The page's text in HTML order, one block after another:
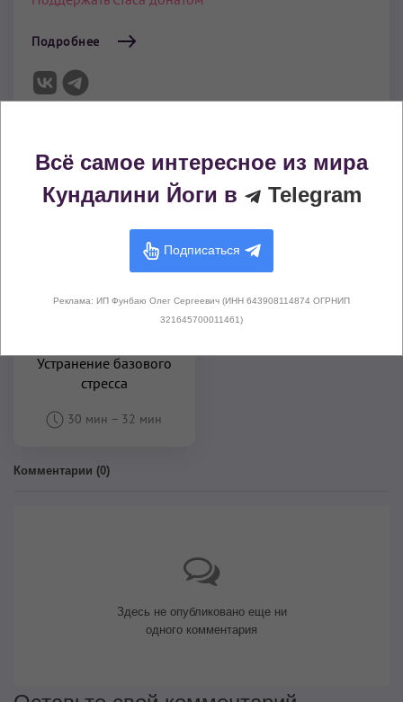
Подробнее
видео
Устранение базового
стресса
30 мин – 32 мин
Комментарии (0)
Здесь не опубликовано еще ни
одного комментария
Всё самое интересное из мира
Кундалини Йоги в
Telegram
Подписаться
Реклама: ИП Фунбаю Олег Сергеевич (ИНН 643908114874 ОГРНИП
321645700011461)